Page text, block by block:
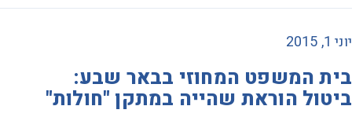
יוני 1, 2015
בית המשפט המחוזי בבאר שבע:
ביטול הוראת שהייה במתקן "חולות"